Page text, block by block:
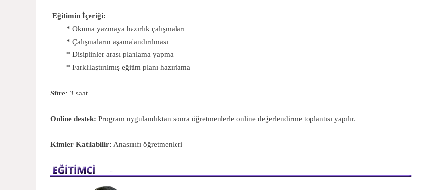
Eğitimin İçeriği:
* Okuma yazmaya hazırlık çalışmaları
* Çalışmaların aşamalandırılması
* Disiplinler arası planlama yapma
* Farklılaştırılmış eğitim planı hazırlama
Süre: 3 saat
Online destek: Program uygulandıktan sonra öğretmenlerle online değerlendirme toplantısı yapılır.
Kimler Katılabilir: Anasınıfı öğretmenleri